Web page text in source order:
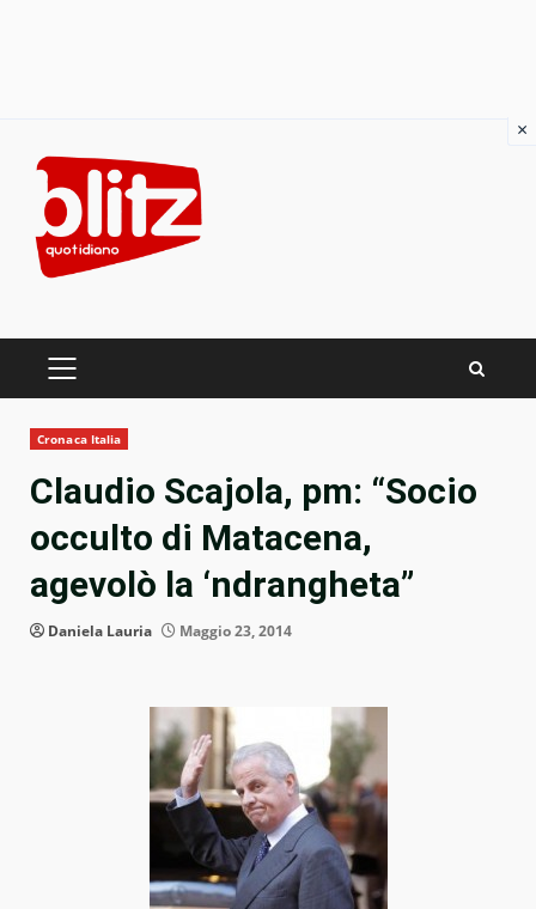
content
PRIMARY
Cronaca Italia
Claudio Scajola, pm: “Socio
occulto di Matacena,
agevolò la ‘ndrangheta”
Daniela Lauria Maggio 23, 2014
×